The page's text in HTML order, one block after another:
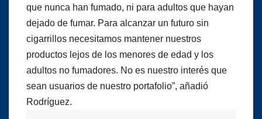
que nunca han fumado, ni para adultos que hayan
dejado de fumar. Para alcanzar un futuro sin
cigarrillos necesitamos mantener nuestros
productos lejos de los menores de edad y los
adultos no fumadores. No es nuestro interés que
sean usuarios de nuestro portafolio”, añadió
Rodríguez.